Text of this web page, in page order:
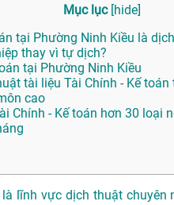
Mục lục [hide]
tại Phường Ninh Kiều là
thay vì tự dịch?
tại Phường Ninh Kiều
tài liệu Tài Chính - Kế toán
cao
Chính - Kế toán hơn 30 loại
lĩnh vực dịch thuật